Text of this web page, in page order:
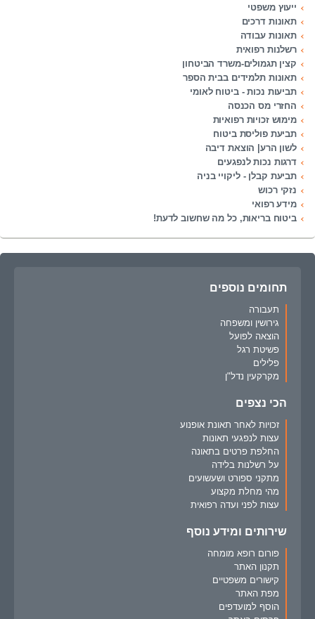
ייעוץ משפטי
תאונות דרכים
תאונות עבודה
רשלנות רפואית
קצין תגמולים-משרד הביטחון
תאונות תלמידים בבית הספר
תביעות נכות - ביטוח לאומי
החזרי מס הכנסה
מימוש זכויות רפואיות
תביעת פוליסת ביטוח
לשון הרע| הוצאת דיבה
דרגות נכות לנפגעים
תביעת קבלן - ליקויי בניה
נזקי רכוש
מידע רפואי
ביטוח בריאות, כל מה שחשוב לדעת!
תחומים נוספים
תעבורה
גירושין ומשפחה
הוצאה לפועל
פשיטת רגל
פלילים
מקרקעין נדל"ן
הכי נצפים
זכויות לאחר תאונת אופנוע
עצות לנפגעי תאונות
החלפת פרטים בתאונה
על רשלנות בלידה
מתקני ספורט ושעשועים
מהי מחלת מקצוע
עצות לפני ועדה רפואית
שירותים ומידע נוסף
פורום רופא מומחה
תקנון האתר
קישורים משפטיים
מפת האתר
הוסף למועדפים